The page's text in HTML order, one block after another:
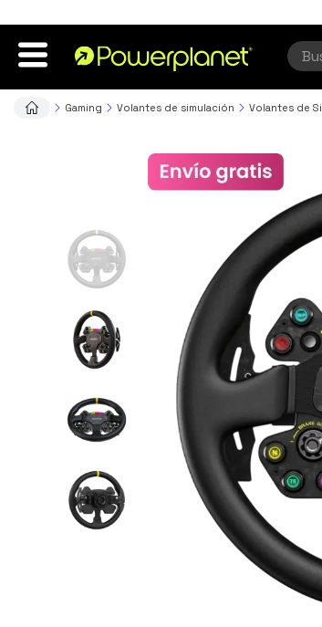
Gaming Volantes de simulación Volantes de